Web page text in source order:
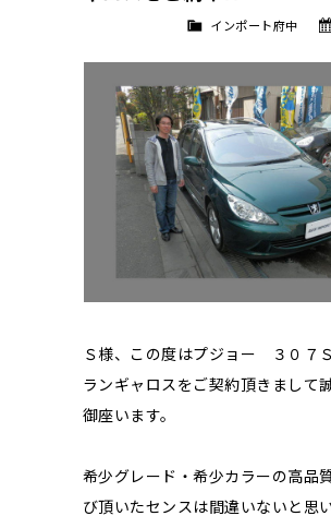
インポート府中
Ｓ様、この度はプジョー ３０７
ランギャロスをご契約頂きまして
御座います。
希少グレード・希少カラーの高品
び頂いたセンスは間違いないと思